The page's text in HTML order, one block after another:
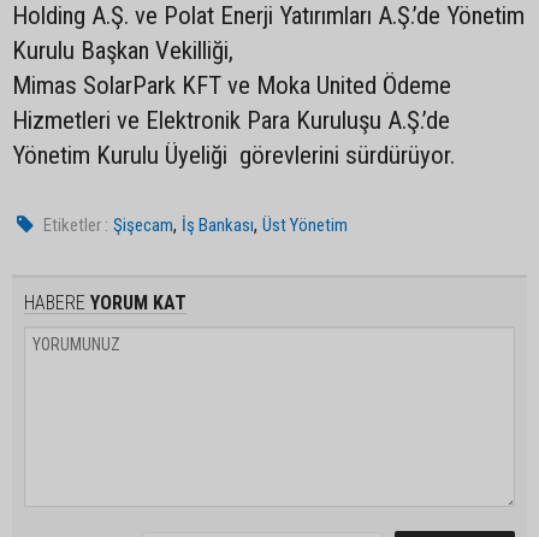
Holding A.Ş. ve Polat Enerji Yatırımları A.Ş.’de Yönetim
Kurulu Başkan Vekilliği,
Mimas SolarPark KFT ve Moka United Ödeme
Hizmetleri ve Elektronik Para Kuruluşu A.Ş.’de
Yönetim Kurulu Üyeliği görevlerini sürdürüyor.
Etiketler : Şişecam, İş Bankası,Üst Yönetim
HABERE YORUM KAT